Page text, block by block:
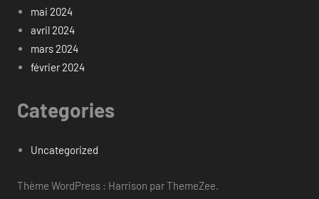
mai 2024
avril 2024
mars 2024
février 2024
Categories
Uncategorized
Thème WordPress : Harrison par ThemeZee.